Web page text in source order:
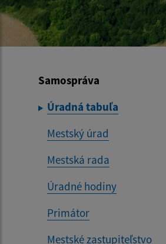
Samospráva
Úradná tabuľa
Mestský úrad
Mestská rada
Úradné hodiny
Primátor
Mestské zastupiteľstvo